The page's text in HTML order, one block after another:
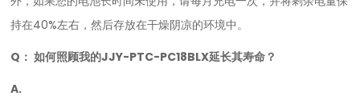
持在40%左右，然后存放在干燥阴凉的环境中。
Q： 如何照顾我的JJY-PTC-PC18BLX延长其寿命？
A.